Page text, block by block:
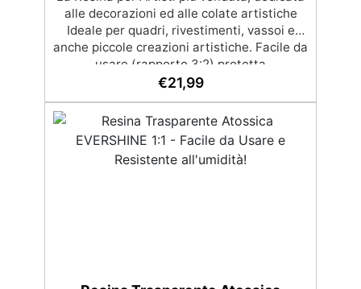
alle decorazioni ed alle colate artistiche
Ideale per quadri, rivestimenti, vassoi e
anche piccole creazioni artistiche. Facile da
usare (rapporto 3:2) protetta
dall’ingiallimento grazie agli speciali filtri
mantenendo i design precisi e puliti.
Indurisce in 12-24h garantendo una
superficie lucida e brillante
€21,99